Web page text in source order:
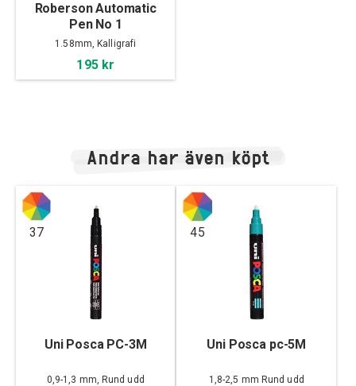
Roberson Automatic
Pen No 1
1.58mm, Kalligrafi
195 kr
Andra har även köpt
37
Uni Posca PC-3M
0,9-1,3 mm, Rund udd
45
Uni Posca pc-5M
1,8-2,5 mm Rund udd